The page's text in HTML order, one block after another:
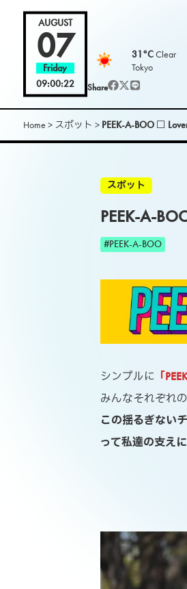
AUGUST
07
Friday
09:00:24
31°CClear
Tokyo
Share
Home > スポット > PEEK-A-BOO □
スポット
PEEK-A-
#PEEK-A-BOO
シンプルに「
みんなそれぞれ
この揺るぎない
って私達の支えに